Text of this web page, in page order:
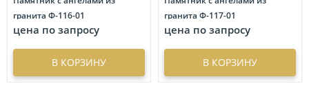
гранита Ф-116-01
цена по запросу
В КОРЗИНУ
гранита Ф-117-01
цена по запросу
В КОРЗИНУ